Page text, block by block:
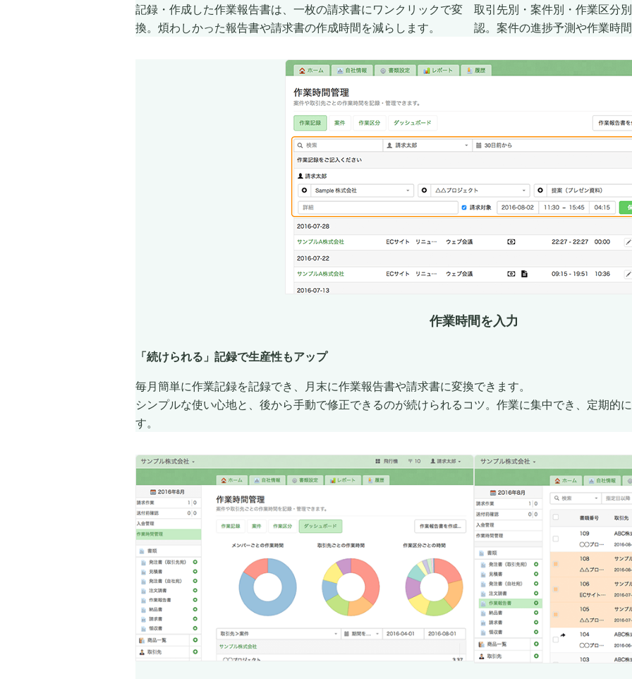
記録・作成した作業報告書は、一枚の請求書にワンクリックで変
換。煩わしかった報告書や請求書の作成時間を減らします。
取引先別・案件別・作業区分
認。案件の進捗予測や作業時
作業時間を入力
「続けられる」記録で生産性もアップ
毎月簡単に作業記録を記録でき、月末に作業報告書や請求書に変換できます。
シンプルな使い心地と、後から手動で修正できるのが続けられるコツ。作業に集中でき、定期的
す。